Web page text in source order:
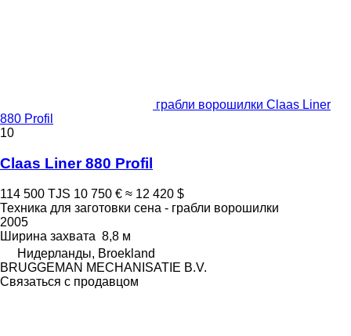
грабли ворошилки Claas Liner
880 Profil
10
Claas Liner 880 Profil
114 500 TJS 10 750 € ≈ 12 420 $
Техника для заготовки сена - грабли ворошилки
2005
Ширина захвата 8,8 м
Нидерланды, Broekland
BRUGGEMAN MECHANISATIE B.V.
Связаться с продавцом